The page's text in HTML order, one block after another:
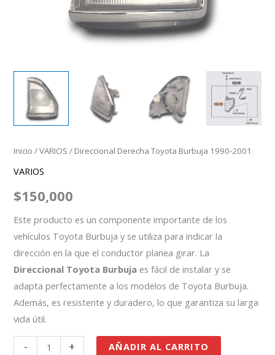
Inicio /VARIOS / Direccional Derecha Toyota Burbuja 1990-2001
VARIOS
$150,000
Este producto es un componente importante de los
vehículos Toyota Burbuja y se utiliza para indicar la
dirección en la que el conductor planea girar. La
Direccional Toyota Burbuja es fácil de instalar y se
adapta perfectamente a los modelos de Toyota Burbuja.
Además, es resistente y duradero, lo que garantiza su larga
vida útil.
- + AÑADIR AL CARRITO